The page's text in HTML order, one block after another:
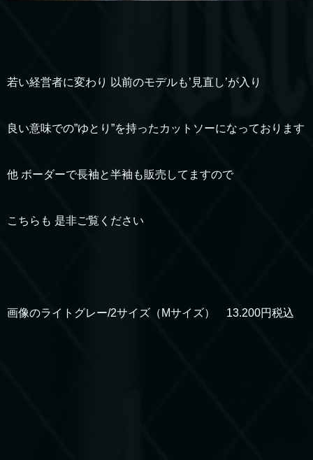
若い経営者に変わり 以前のモデルも’見直し’が入り
良い意味での”ゆとり”を持ったカットソーになっております
他 ボーダーで長袖と半袖も販売してますので
こちらも 是非ご覧ください
画像のライトグレー/2サイズ（Mサイズ） 13.200円税込